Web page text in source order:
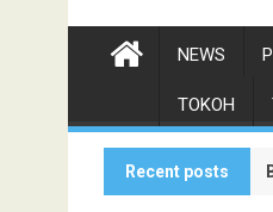
NEWS
TOKOH
Recent posts